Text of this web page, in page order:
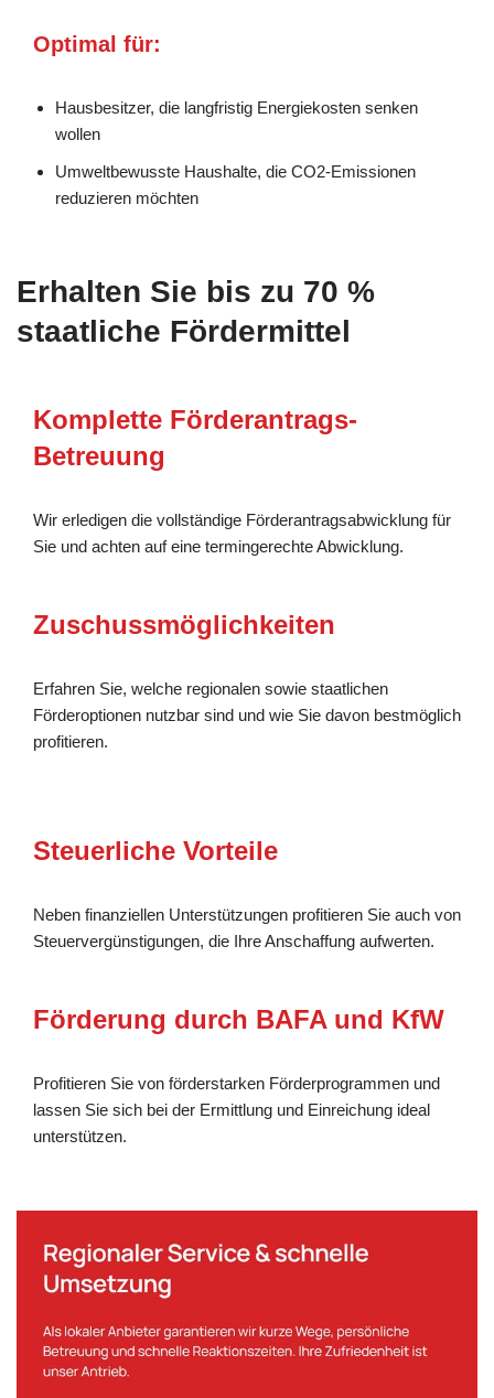
Optimal für:
Hausbesitzer, die langfristig Energiekosten senken
wollen
Umweltbewusste Haushalte, die CO2-Emissionen
reduzieren möchten
Erhalten Sie bis zu 70 %
staatliche Fördermittel
Komplette Förderantrags-
Betreuung
Wir erledigen die vollständige Förderantragsabwicklung für
Sie und achten auf eine termingerechte Abwicklung.
Zuschussmöglichkeiten
Erfahren Sie, welche regionalen sowie staatlichen
Förderoptionen nutzbar sind und wie Sie davon bestmöglich
profitieren.
Steuerliche Vorteile
Neben finanziellen Unterstützungen profitieren Sie auch von
Steuervergünstigungen, die Ihre Anschaffung aufwerten.
Förderung durch BAFA und KfW
Profitieren Sie von förderstarken Förderprogrammen und
lassen Sie sich bei der Ermittlung und Einreichung ideal
unterstützen.